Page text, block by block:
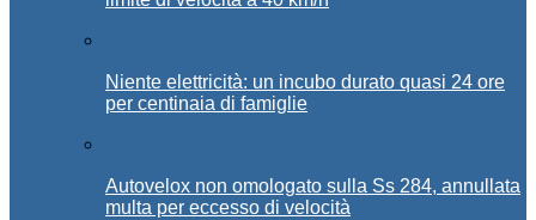
Niente elettricità: un incubo durato quasi 24 ore
per centinaia di famiglie
Autovelox non omologato sulla Ss 284, annullata
multa per eccesso di velocità